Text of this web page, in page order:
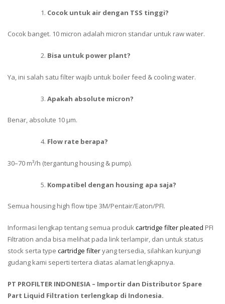
Cocok untuk air dengan TSS tinggi?
Cocok banget. 10 micron adalah micron standar untuk raw water.
Bisa untuk power plant?
Ya, ini salah satu filter wajib untuk boiler feed & cooling water.
Apakah absolute micron?
Benar, absolute 10 µm.
Flow rate berapa?
30–70 m³/h (tergantung housing & pump).
Kompatibel dengan housing apa saja?
Semua housing high flow tipe 3M/Pentair/Eaton/PFI.
Informasi lengkap tentang semua produkcartridge filter pleated PFI
Filtration anda bisa melihat pada link terlampir, dan untuk status
stock serta type cartridge filteryang tersedia, silahkan kunjungi
gudang kami seperti tertera diatas alamat lengkapnya.
PT PROFILTER INDONESIA – Importir dan Distributor Spare
Part Liquid Filtration terlengkap di Indonesia.